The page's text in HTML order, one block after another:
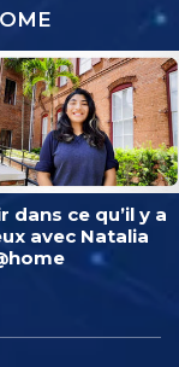
dans ce qu’il y a
avec Natalia